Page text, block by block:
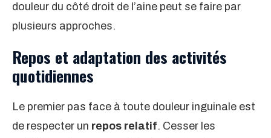
douleur du côté droit de l’aine peut se faire par
plusieurs approches.
Repos et adaptation des activités
quotidiennes
Le premier pas face à toute douleur inguinale est
de respecter un repos relatif. Cesser les